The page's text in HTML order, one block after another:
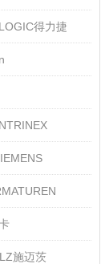
得力捷
施迈茨